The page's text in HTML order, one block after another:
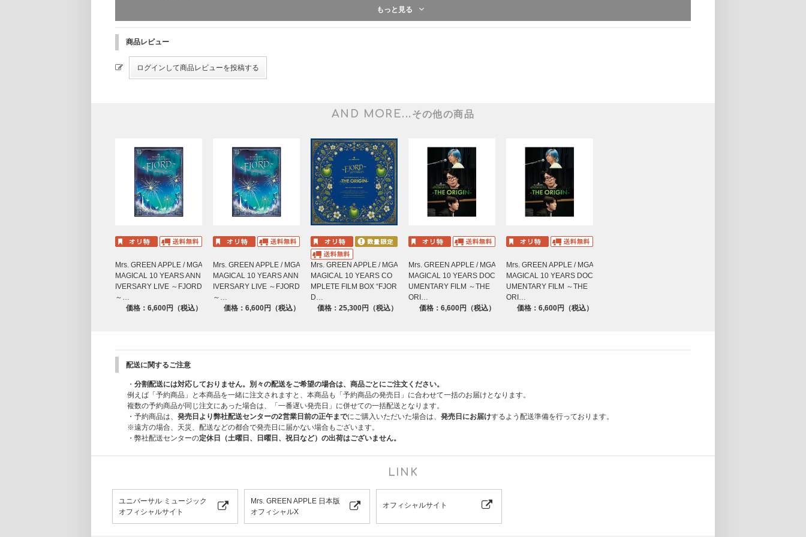
【特典映像】
公開記念舞台挨拶
大ヒット御礼舞台挨拶
DIRECTORS CROSS INTERVIEW
予告1
予告2
公開後予告
No.7
breakfast
天国
ニュー・マイ・ノーマル
ダンスホール
ライラック
EN1. 我逢人(がほうじん)
EN2. StaRt
[特典映像]Documentary -- Episode 9 “MGA MAGICAL 10 YEARS ANNIVERSARY LIVE ～FJORD～”
もっと見る
商品レビュー
AND MORE... その他の商品
Mrs. GREEN APPLE / MGA
MAGICAL 10 YEARS ANN
IVERSARY LIVE ～FJORD
～…
価格：6,600円（税込）
Mrs. GREEN APPLE / MGA
MAGICAL 10 YEARS ANN
IVERSARY LIVE ～FJORD
～…
価格：6,600円（税込）
Mrs. GREEN APPLE / MGA
MAGICAL 10 YEARS CO
MPLETE FILM BOX “FJOR
D…
価格：25,300円（税込）
Mrs. GREEN APPLE / MGA
MAGICAL 10 YEARS DOC
UMENTARY FILM ～THE
ORI…
価格：6,600円（税込）
Mrs. GREEN APPLE / MGA
MAGICAL 10 YEARS DOC
UMENTARY FILM ～THE
ORI…
価格：6,600円（税込）
配送に関するご注意
・ 分割配送には対応しておりません。別々の配送をご希望の場合は、商品ごとにご注文ください。
例えば「予約商品」と本商品を一緒に注文されますと、本商品も「予約商品の発売日」に合わせて一括のお届けとなります。
複数の予約商品が同じ注文にあった場合は、「一番遅い発売日」に併せての一括配送となります。
・予約商品は、 発売日より弊社配送センターの2営業日前の正午までにご購入いただいた場合は、 発売日にお届けするよう配送準備を行っております。
※遠方の場合、天災、配送などの都合で発売日に届かない場合もございます。
・弊社配送センターの定休日（土曜日、日曜日、祝日など）の出荷はございません。
LINK
ユニバーサル ミュージック
オフィシャルサイト
Mrs. GREEN APPLE 日本版
オフィシャルX
オフィシャルサイト